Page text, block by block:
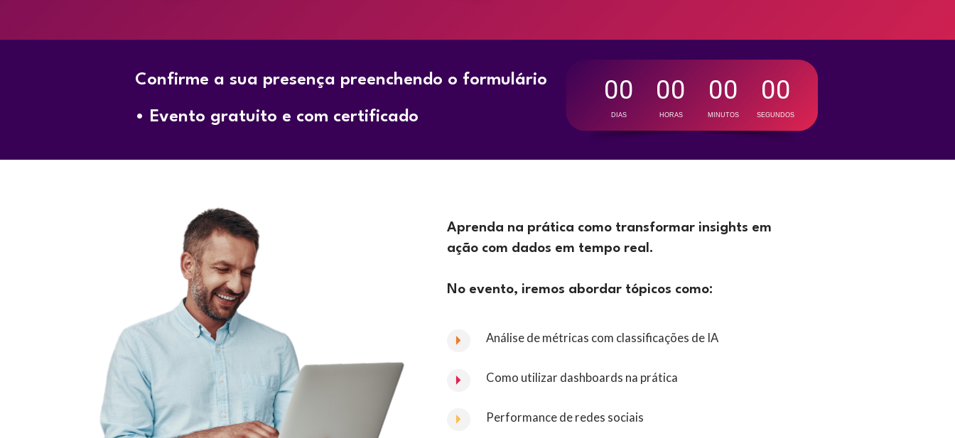
DIAS HORAS MINUTOS SEGUNDOS
00 00 00 00
Confirme a sua presença preenchendo o formulário
• Evento gratuito e com certificado
Aprenda na prática como transformar insights em
ação com dados em tempo real.
No evento, iremos abordar tópicos como:
Análise de métricas com classificações de IA
Como utilizar dashboards na prática
Performance de redes sociais